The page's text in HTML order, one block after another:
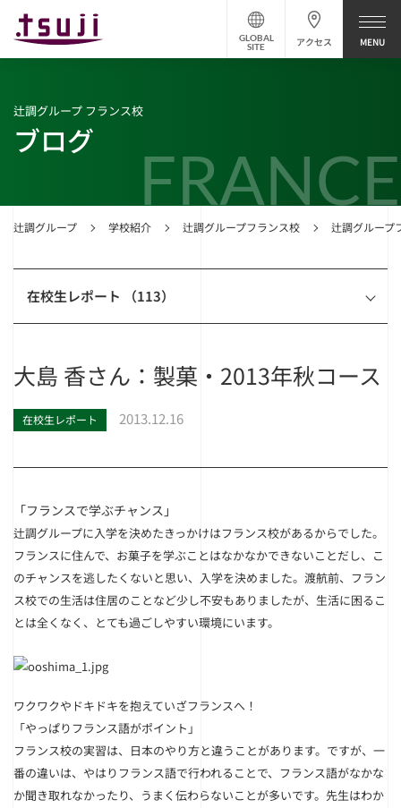
アクセス
GLOBAL
SITE
FRANCE
辻調グループ 学校紹介 辻調グループフランス校 辻調グループ
辻調グループ フランス校
ブログ
在校生レポート （113）
大島 香さん：製菓・2013年秋コース
在校生レポート 2013.12.16
「フランスで学ぶチャンス」
辻調グループに入学を決めたきっかけはフランス校があるからでした。
フランスに住んで、お菓子を学ぶことはなかなかできないことだし、こ
のチャンスを逃したくないと思い、入学を決めました。渡航前、フラン
ス校での生活は住居のことなど少し不安もありましたが、生活に困るこ
とは全くなく、とても過ごしやすい環境にいます。
ワクワクやドキドキを抱えていざフランスへ！
「やっぱりフランス語がポイント」
フランス校の実習は、日本のやり方と違うことがあります。ですが、一
番の違いは、やはりフランス語で行われることで、フランス語がなかな
か聞き取れなかったり、うまく伝わらないことが多いです。先生はわか